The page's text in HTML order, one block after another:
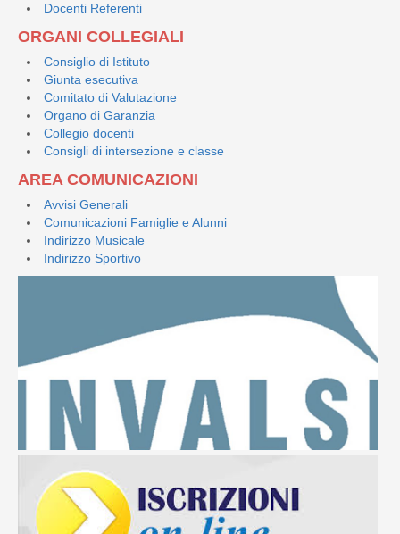
Docenti Referenti
ORGANI COLLEGIALI
Consiglio di Istituto
Giunta esecutiva
Comitato di Valutazione
Organo di Garanzia
Collegio docenti
Consigli di intersezione e classe
AREA COMUNICAZIONI
Avvisi Generali
Comunicazioni Famiglie e Alunni
Indirizzo Musicale
Indirizzo Sportivo